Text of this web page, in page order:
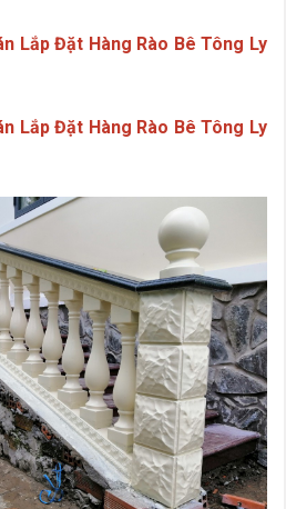
Lắp Đặt Hàng Rào Bê Tông Ly
Lắp Đặt Hàng Rào Bê Tông Ly